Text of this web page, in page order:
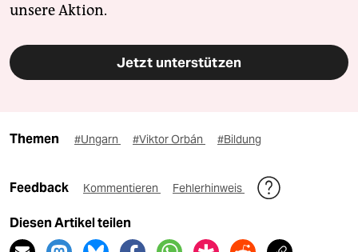
unsere Aktion.
Jetzt unterstützen
Themen #Ungarn #Viktor Orbán #Bildung
Feedback Kommentieren Fehlerhinweis
Diesen Artikel teilen